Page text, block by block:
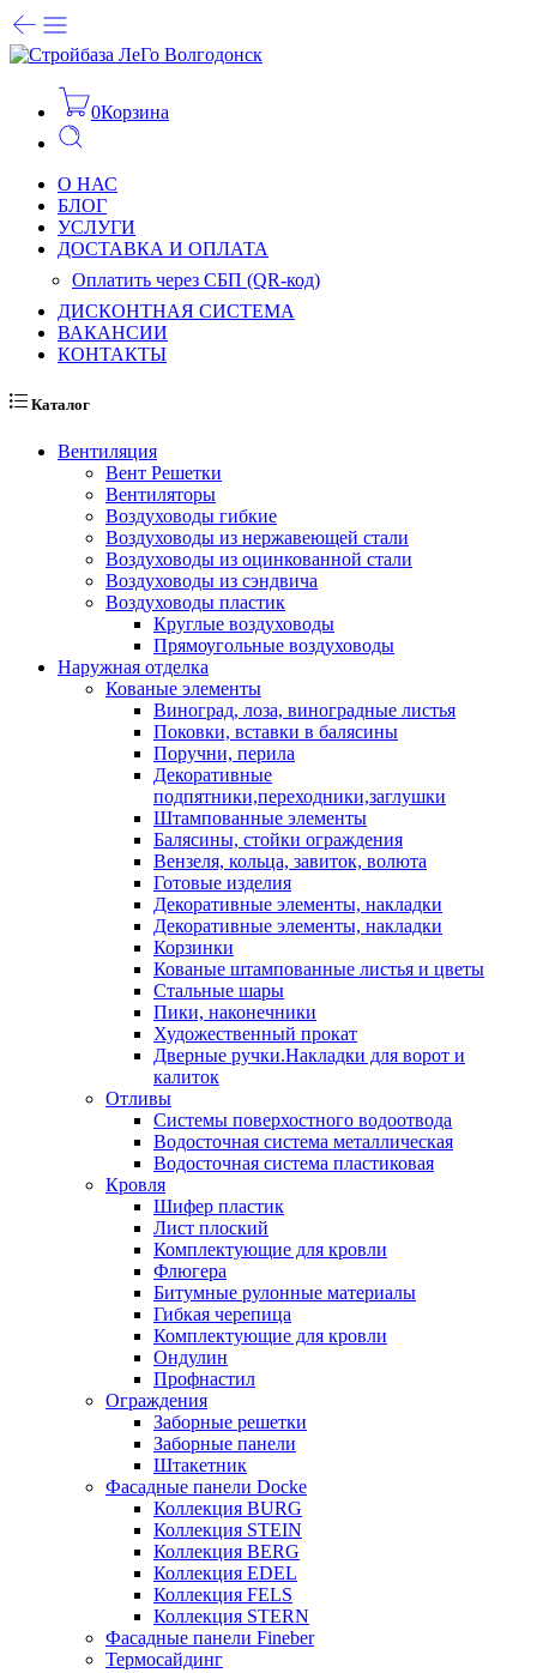
0Корзина
О НАС
БЛОГ
УСЛУГИ
ДОСТАВКА И ОПЛАТА
Оплатить через СБП (QR-код)
ДИСКОНТНАЯ СИСТЕМА
ВАКАНСИИ
КОНТАКТЫ
Каталог
Вентиляция
Вент Решетки
Вентиляторы
Воздуховоды гибкие
Воздуховоды из нержавеющей стали
Воздуховоды из оцинкованной стали
Воздуховоды из сэндвича
Воздуховоды пластик
Круглые воздуховоды
Прямоугольные воздуховоды
Наружная отделка
Кованые элементы
Виноград, лоза, виноградные листья
Поковки, вставки в балясины
Поручни, перила
Декоративные
подпятники,переходники,заглушки
Штампованные элементы
Балясины, стойки ограждения
Вензеля, кольца, завиток, волюта
Готовые изделия
Декоративные элементы, накладки
Декоративные элементы, накладки
Корзинки
Кованые штампованные листья и цветы
Стальные шары
Пики, наконечники
Художественный прокат
Дверные ручки.Накладки для ворот и
калиток
Отливы
Системы поверхостного водоотвода
Водосточная система металлическая
Водосточная система пластиковая
Кровля
Шифер пластик
Лист плоский
Комплектующие для кровли
Флюгера
Битумные рулонные материалы
Гибкая черепица
Комплектующие для кровли
Ондулин
Профнастил
Ограждения
Заборные решетки
Заборные панели
Штакетник
Фасадные панели Docke
Коллекция BURG
Коллекция STEIN
Коллекция BERG
Коллекция EDEL
Коллекция FELS
Коллекция STERN
Фасадные панели Fineber
Термосайдинг